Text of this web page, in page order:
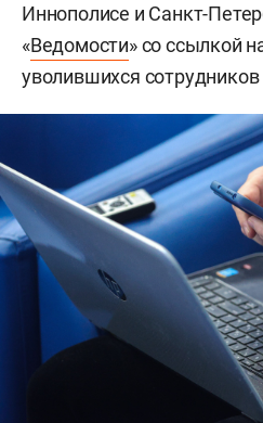
Иннополисе и Санкт-
«Ведомости» со ссылкой
уволившихся